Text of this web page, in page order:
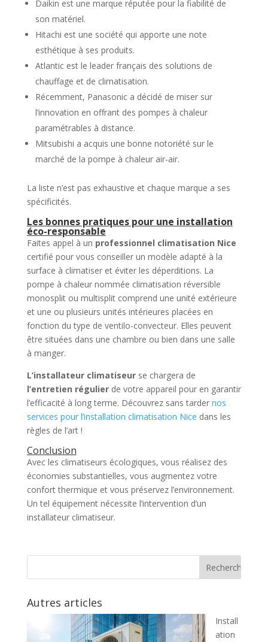
Daikin est une marque réputée pour la fiabilité de
son matériel.
Hitachi est une société qui apporte une note
esthétique à ses produits.
Atlantic est le leader français des solutions de
chauffage et de climatisation.
Récemment, Panasonic a décidé de miser sur
l’innovation en offrant des pompes à chaleur
paramétrables à distance.
Mitsubishi a acquis une bonne notoriété sur le
marché de la pompe à chaleur air-air.
La liste n’est pas exhaustive et chaque marque a ses
spécificités.
Les bonnes pratiques pour une installation
éco-responsable
Faites appel à un professionnel climatisation Nice
certifié pour vous conseiller un modèle adapté à la
surface à climatiser et éviter les déperditions. La
pompe à chaleur nommée climatisation réversible
monosplit ou multisplit comprend une unité extérieure
et une ou plusieurs unités intérieures placées en
fonction du type de ventilo-convecteur. Elles peuvent
être situées dans une chambre ou bien dans une salle
à manger.
L’installateur climatiseurse chargera de
l’entretien régulierde votre appareil pour en garantir
l’efficacité à long terme. Découvrez sans tarder nos
services pour l’installation climatisation Nice dans les
règles de l’art !
Conclusion
Avec les climatiseurs écologiques, vous réalisez des
économies substantielles, vous augmentez votre
confort thermique et vous préservez l’environnement.
Un tel équipement nécessite l’intervention d’un
installateur climatiseur.
Autres articles
Install
ation